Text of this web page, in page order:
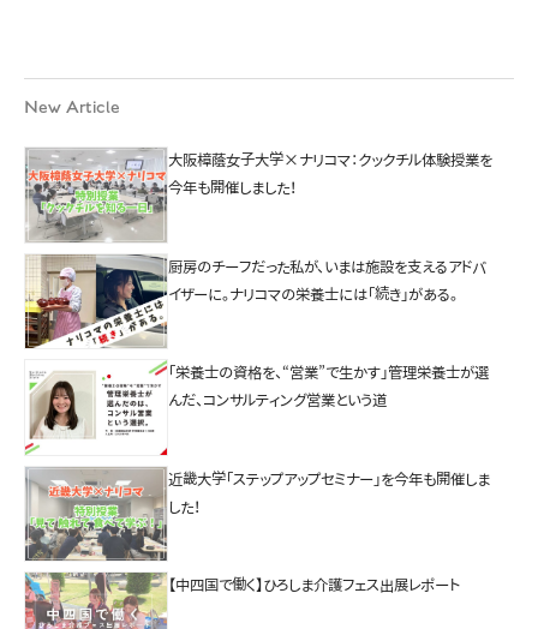
New Article
大阪樟蔭女子大学×ナリコマ：クックチル体験授業を
今年も開催しました！
厨房のチーフだった私が、いまは施設を支えるアドバ
イザーに。ナリコマの栄養士には「続き」がある。
「栄養士の資格を、“営業”で生かす」管理栄養士が選
んだ、コンサルティング営業という道
近畿大学「ステップアップセミナー」を今年も開催しま
した！
【中四国で働く】ひろしま介護フェス出展レポート